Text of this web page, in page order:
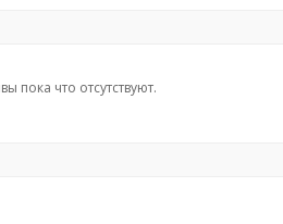
пока что отсутствуют.